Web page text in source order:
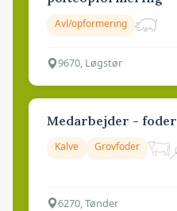
Avl/opformering
9670, Løgstør
Medarbejder -
Kalve Grovfoder
6270, Tønder